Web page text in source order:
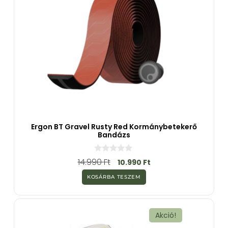
Ergon BT Gravel Rusty Red Kormánybetekerő
Bandázs
0
a
5
-
b
ő
14.990Ft 10.990 Ft
KOSÁRBA TESZEM
Akció!